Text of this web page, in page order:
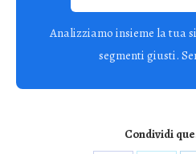
Analizziamo insieme la tua
segmenti giusti.
Condividi